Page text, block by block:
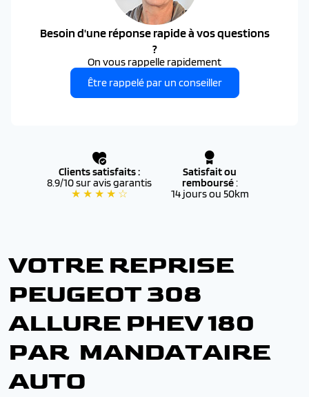
Besoin d'une réponse rapide à vos questions
?
On vous rappelle rapidement
Être rappelé par un conseiller
Clients satisfaits :
8.9/10 sur avis garantis
★ ★ ★ ★ ☆
Satisfait ou
remboursé:
14 jours ou 50km
VOTRE REPRISE
PEUGEOT 308
ALLURE PHEV 180
PAR MANDATAIRE
AUTO